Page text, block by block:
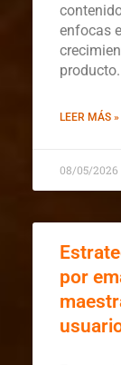
enfocas
producto.
LEER MÁS »
08/05/2026
por